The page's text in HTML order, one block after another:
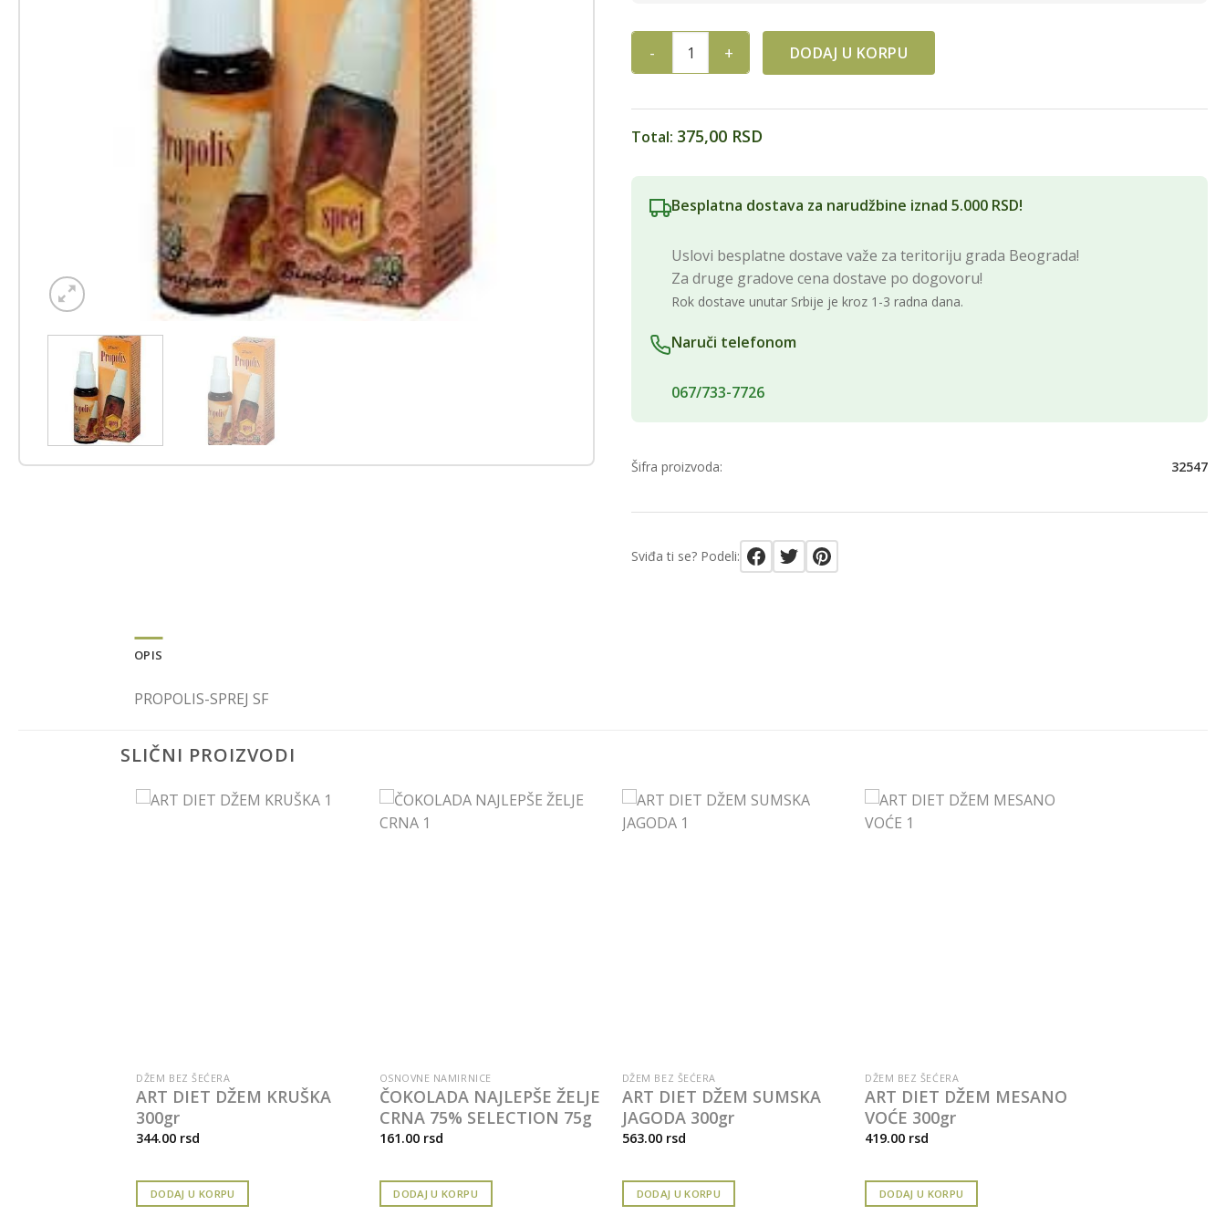
PROPOLIS-SPREJ SF quantityDODAJ U KORPU
Total: 375,00 RSD
Besplatna dostava za narudžbine iznad 5.000 RSD!
Uslovi besplatne dostave važe za teritoriju grada Beograda!
Za druge gradove cena dostave po dogovoru!
Rok dostave unutar Srbije je kroz 1-3 radna dana.
Naruči telefonom
067/733-7726
Šifra proizvoda: 32547
Sviđa ti se? Podeli:
OPIS
PROPOLIS-SPREJ SF
SLIČNI PROIZVODI
DŽEM BEZ ŠEĆERA
ART DIET DŽEM KRUŠKA
300gr
344.00 rsd
DODAJ U KORPU
OSNOVNE NAMIRNICE
ČOKOLADA NAJLEPŠE ŽELJE
CRNA 75% SELECTION 75g
161.00 rsd
DODAJ U KORPU
DŽEM BEZ ŠEĆERA
ART DIET DŽEM SUMSKA
JAGODA 300gr
563.00 rsd
DODAJ U KORPU
DŽEM BEZ ŠEĆERA
ART DIET DŽEM MESANO
VOĆE 300gr
419.00 rsd
DODAJ U KORPU